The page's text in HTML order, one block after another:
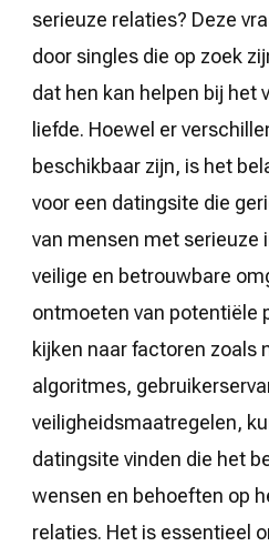
serieuze relaties? Deze
door singles die op zoek
dat hen kan helpen bij het
liefde. Hoewel er
beschikbaar zijn, is het
voor een datingsite die
van mensen met serieuze
veilige en betrouwbare
ontmoeten van potentiële
kijken naar factoren zoals
algoritmes,
veiligheidsmaatregelen,
datingsite vinden die het
wensen en behoeften op
relaties. Het is essentieel